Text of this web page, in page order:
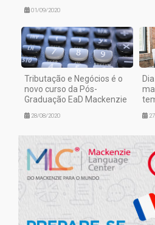
01/09/2020
Tributação e Negócios é o
novo curso da Pós-
Graduação EaD Mackenzie
28/08/2020